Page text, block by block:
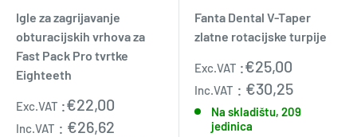
Igle za zagrijavanje
obturacijskih vrhova za
Fast Pack Pro tvrtke
Eighteeth
Prodajna
cijena
Exc.VAT :€22,00
Inc.VAT : €26,62
Fanta Dental V-Taper
zlatne rotacijske turpije
Prodajna
cijena
Exc.VAT :€25,00
Inc.VAT : €30,25
Na skladištu, 209
jedinica